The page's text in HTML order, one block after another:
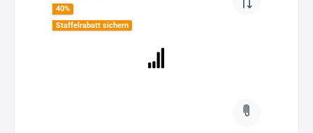
40%
Staffelrabatt sichern